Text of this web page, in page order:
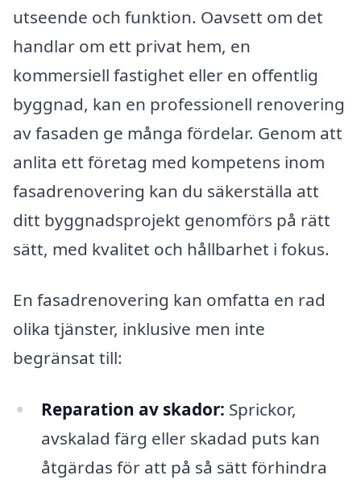
utseende och funktion. Oavsett om det
handlar om ett privat hem, en
kommersiell fastighet eller en offentlig
byggnad, kan en professionell renovering
av fasaden ge många fördelar. Genom att
anlita ett företag med kompetens inom
fasadrenovering kan du säkerställa att
ditt byggnadsprojekt genomförs på rätt
sätt, med kvalitet och hållbarhet i fokus.
En fasadrenovering kan omfatta en rad
olika tjänster, inklusive men inte
begränsat till:
Reparation av skador: Sprickor,
avskalad färg eller skadad puts kan
åtgärdas för att på så sätt förhindra